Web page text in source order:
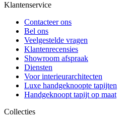
Klantenservice
Contacteer ons
Bel ons
Veelgestelde vragen
Klantenrecensies
Showroom afspraak
Diensten
Voor interieurarchitecten
Luxe handgeknoopte tapijten
Handgeknoopt tapijt op maat
Collecties